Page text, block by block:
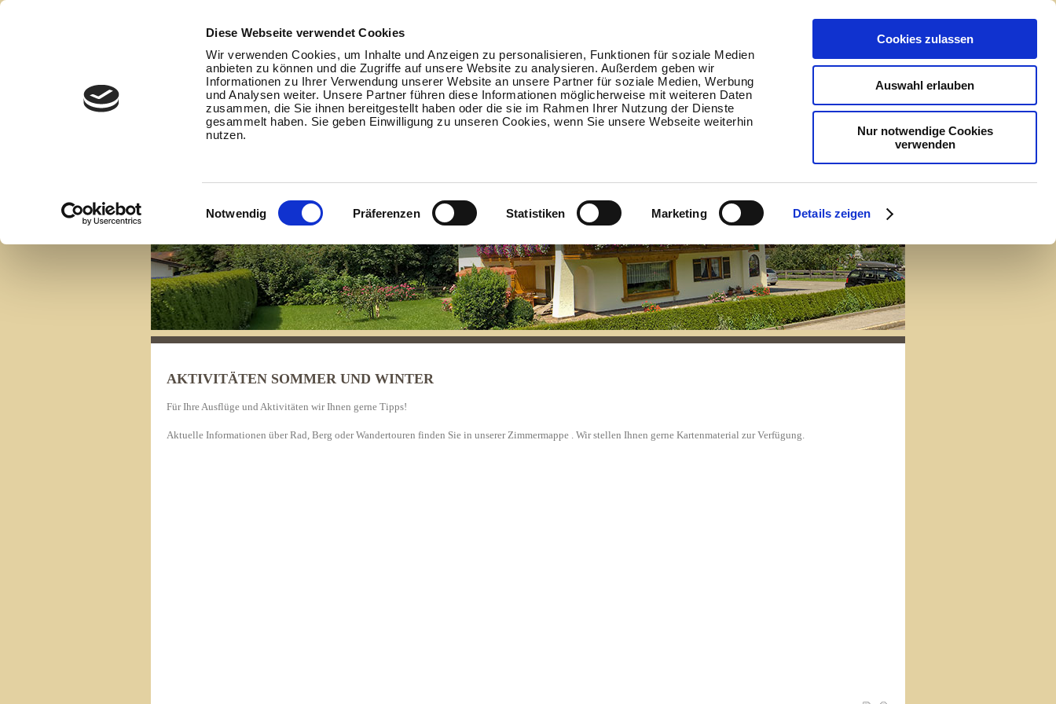
Diese Webseite verwendet Cookies
Wir verwenden Cookies, um Inhalte und Anzeigen zu personalisieren, Funktionen für soziale Medien
anbieten zu können und die Zugriffe auf unsere Website zu analysieren. Außerdem geben wir
Informationen zu Ihrer Verwendung unserer Website an unsere Partner für soziale Medien, Werbung
und Analysen weiter. Unsere Partner führen diese Informationen möglicherweise mit weiteren Daten
zusammen, die Sie ihnen bereitgestellt haben oder die sie im Rahmen Ihrer Nutzung der Dienste
gesammelt haben. Sie geben Einwilligung zu unseren Cookies, wenn Sie unsere Webseite weiterhin
nutzen.
Einwilligungsauswahl
Notwendig
Präferenzen Statistiken Marketing Details zeigen
Cookies zulassen
Auswahl erlauben
Nur notwendige Cookies
verwenden
HOME FERIENWOHNUNGEN KONTAKT ANREISE AKTIV
AKTIVITÄTEN SOMMER UND WINTER
Für Ihre Ausflüge und Aktivitäten wir Ihnen gerne Tipps!
Aktuelle Informationen über Rad, Berg oder Wandertouren finden Sie in unserer Zimmermappe . Wir stellen Ihnen gerne Kartenmaterial zur Verfügung.